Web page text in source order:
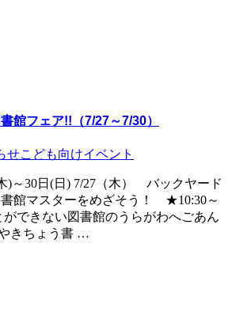
館フェア!!（7/27～7/30）
せこども向けイベント
)～30日(日) 7/27（木） バックヤード
書館マスターをめざそう！ ★10:30～
ができない図書館のうらがわへごあん
きちょう書 …